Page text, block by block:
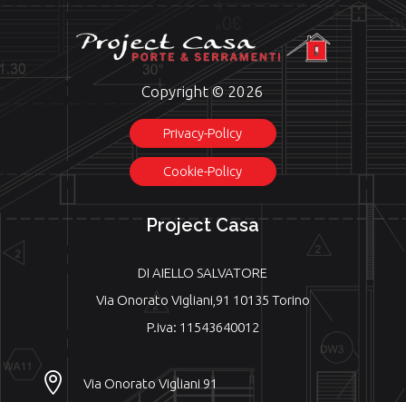
Copyright © 2026
Privacy-Policy
Cookie-Policy
Project Casa
DI AIELLO SALVATORE
Via Onorato Vigliani,91 10135 Torino
P.iva: 11543640012

Via Onorato Vigliani 91